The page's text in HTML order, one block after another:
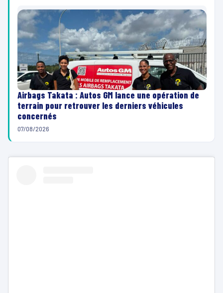
Airbags Takata : Autos GM lance une opération de
terrain pour retrouver les derniers véhicules
concernés
07/08/2026